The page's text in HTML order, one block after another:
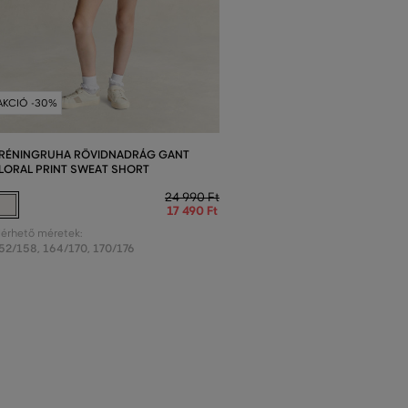
-30%
RÖVIDNADRÁG GANT
PRINT SWEAT SHORT
24 990 Ft
17 490 Ft
méretek:
158, 164/170, 170/176